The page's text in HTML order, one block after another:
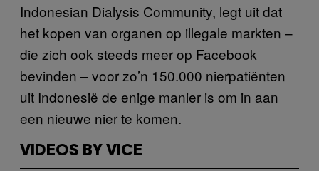
Indonesian Dialysis Community, legt uit dat
het kopen van organen op illegale markten –
die zich ook steeds meer op Facebook
bevinden – voor zo’n 150.000 nierpatiënten
uit Indonesië de enige manier is om in aan
een nieuwe nier te komen.
VIDEOS BY VICE